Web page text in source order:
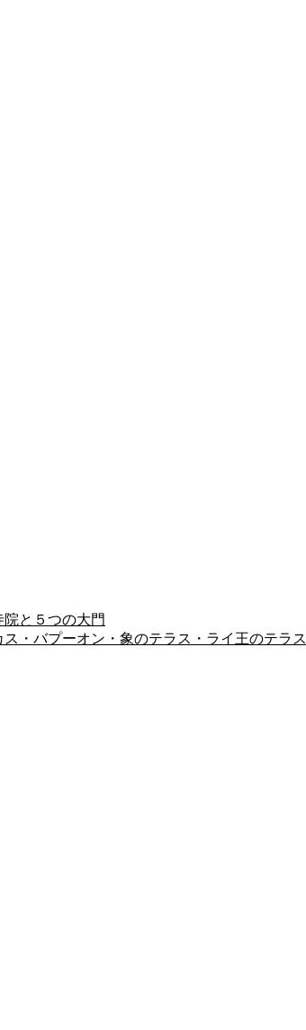
院と５つの大門
ス・バプーオン・象のテラス・ライ王のテラス